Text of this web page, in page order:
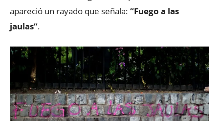
apareció un rayado que señala: “Fuego a las
jaulas”.